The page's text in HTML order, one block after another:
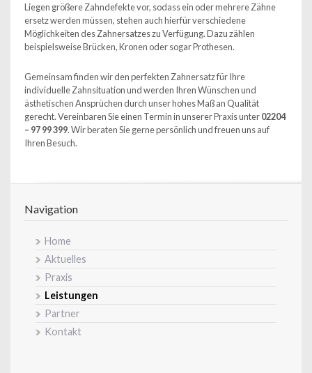
Liegen größere Zahndefekte vor, sodass ein oder mehrere Zähne
ersetz werden müssen, stehen auch hierfür verschiedene
Möglichkeiten des Zahnersatzes zu Verfügung. Dazu zählen
beispielsweise Brücken, Kronen oder sogar Prothesen.
Gemeinsam finden wir den perfekten Zahnersatz für Ihre
individuelle Zahnsituation und werden Ihren Wünschen und
ästhetischen Ansprüchen durch unser hohes Maß an Qualität
gerecht. Vereinbaren Sie einen Termin in unserer Praxis unter02204
– 97 99 399. Wir beraten Sie gerne persönlich und freuen uns auf
Ihren Besuch.
Navigation
Home
Aktuelles
Praxis
Leistungen
Partner
Kontakt